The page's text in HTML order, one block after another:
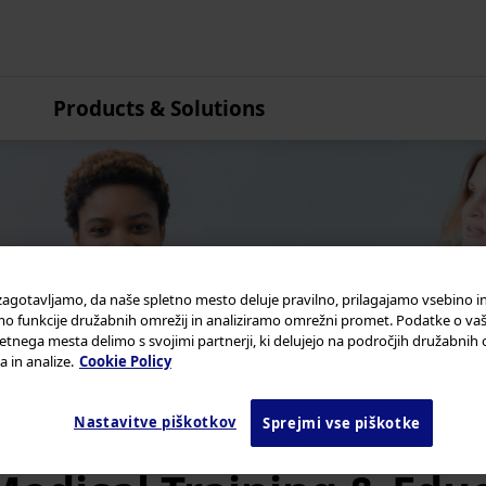
Products & Solutions
Avstralija
Kitajska
Hongkong
Japonska
Koreja
Malezija
Singapur
da naše spletno mesto deluje pravilno, prilagajamo vsebino
funkcije družabnih omrežij in analiziramo omrežni promet. Podatke o
mesta delimo s svojimi partnerji, ki delujejo na področjih družabnih
in analize. Cookie Policy
Nastavitve piškotkov Sprejmi vse piškotke